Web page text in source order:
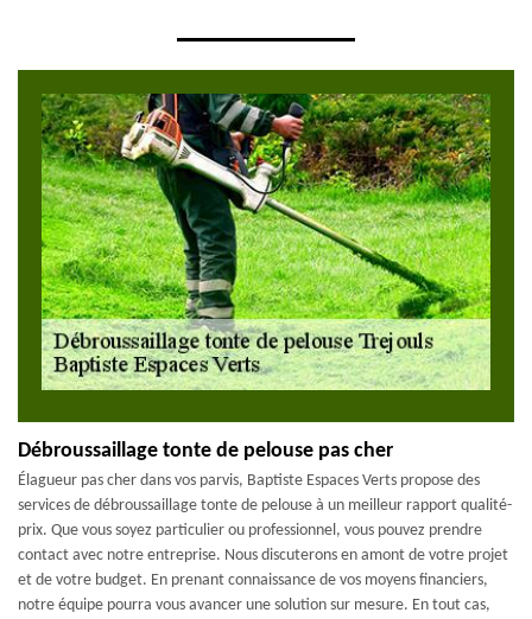
Débroussaillage tonte de pelouse pas cher
Élagueur pas cher dans vos parvis, Baptiste Espaces Verts propose des
services de débroussaillage tonte de pelouse à un meilleur rapport qualité-
prix. Que vous soyez particulier ou professionnel, vous pouvez prendre
contact avec notre entreprise. Nous discuterons en amont de votre projet
et de votre budget. En prenant connaissance de vos moyens financiers,
notre équipe pourra vous avancer une solution sur mesure. En tout cas,